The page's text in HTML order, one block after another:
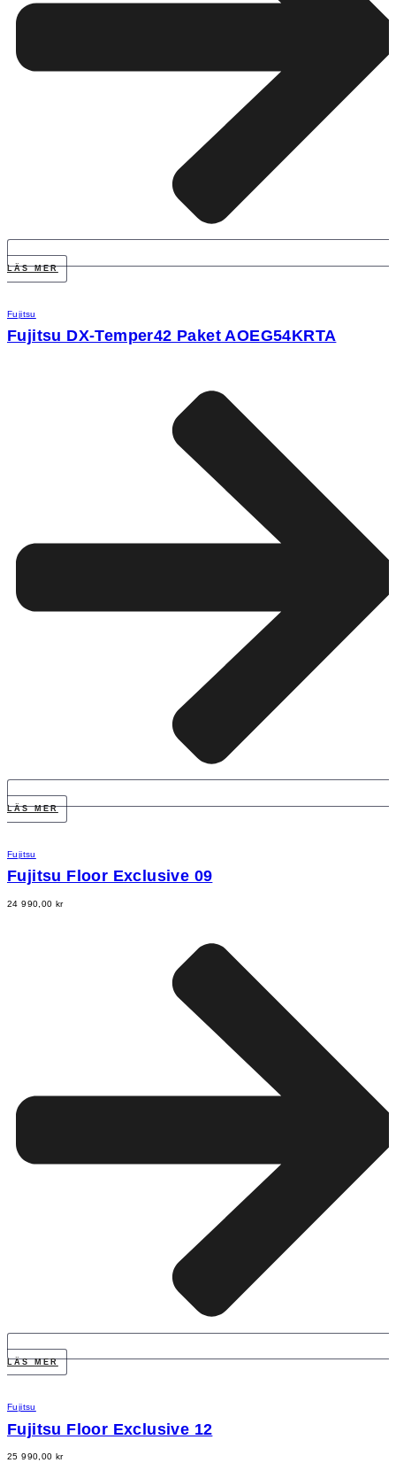
LÄS MER
Fujitsu
Fujitsu DX-Temper42 Paket AOEG54KRTA
LÄS MER
Fujitsu
Fujitsu Floor Exclusive 09
24 990,00kr
LÄS MER
Fujitsu
Fujitsu Floor Exclusive 12
25 990,00kr